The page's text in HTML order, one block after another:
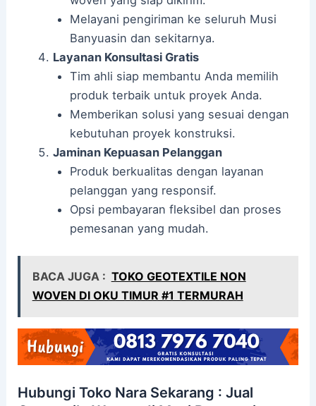
Melayani pengiriman ke seluruh Musi
Banyuasin dan sekitarnya.
Layanan Konsultasi Gratis
Tim ahli siap membantu Anda memilih
produk terbaik untuk proyek Anda.
Memberikan solusi yang sesuai dengan
kebutuhan proyek konstruksi.
Jaminan Kepuasan Pelanggan
Produk berkualitas dengan layanan
pelanggan yang responsif.
Opsi pembayaran fleksibel dan proses
pemesanan yang mudah.
BACA JUGA : TOKO GEOTEXTILE NON
WOVEN DI OKU TIMUR #1 TERMURAH
Hubungi Toko Nara Sekarang : Jual